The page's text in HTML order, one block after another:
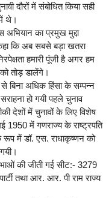
दौरों में संबोधित किया सही
थे।
अभियान का प्रमुख मुद्दा
कि अब सबसे बड़ा खतरा
हमारी पूंजी है अगर हम
तोड़ डालेंगे।
बिना अधिक हिंसा के सम्पन्न
हो गयी पहले चुनाव
देशों में चुनावों के लिए विशेष
1950 में गणराज्य के राष्ट्रपति
में डॉ. एस. राधाकृष्णन को
की जीती गई सीट:- 3279
तथा आर. आर. पी राम राज्य